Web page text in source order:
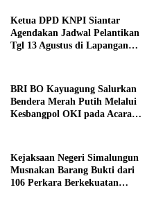
Ketua DPD KNPI Siantar
Agendakan Jadwal Pelantikan
Tgl 13 Agustus di Lapangan
BRI BO Kayuagung Salurkan
Bendera Merah Putih Melalui
Kesbangpol OKI pada Acara
Kejaksaan Negeri Simalungun
Musnakan Barang Bukti dari
106 Perkara Berkekuatan